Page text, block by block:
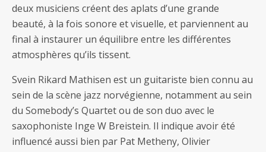
deux musiciens créent des aplats d’une grande
beauté, à la fois sonore et visuelle, et parviennent au
final à instaurer un équilibre entre les différentes
atmosphères qu’ils tissent.
Svein Rikard Mathisen est un guitariste bien connu au
sein de la scène jazz norvégienne, notamment au sein
du Somebody’s Quartet ou de son duo avec le
saxophoniste Inge W Breistein. Il indique avoir été
influencé aussi bien par Pat Metheny, Olivier